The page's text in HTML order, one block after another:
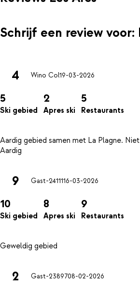
Schrijf een review voor:
4 Wino Col19-03-2026
5
Ski gebied
2
Apres ski
5
Restaurants
Aardig gebied samen met La Plagne.
9 Gast-2411116-03-2026
10
Ski gebied
8
Apres ski
9
Restaurants
2 Gast-2389708-02-2026